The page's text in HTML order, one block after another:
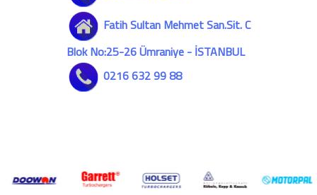
Fatih Sultan Mehmet San.Sit. C
Blok No:25-26 Ümraniye - İSTANBUL
0216 632 99 88